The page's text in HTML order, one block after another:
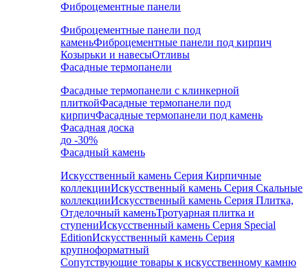
Фиброцементные панели
Фиброцементные панели под
каменьФиброцементные панели под кирпич
Козырьки и навесыОтливы
Фасадные термопанели
Фасадные термопанели с клинкерной
плиткойФасадные термопанели под
кирпичФасадные термопанели под камень
Фасадная доска
до -30%
Фасадный камень
Искусственный камень Серия Кирпичные
коллекцииИскусственный камень Серия Скальные
коллекцииИскусственный камень Серия Плитка,
Отделочный каменьТротуарная плитка и
ступениИскусственный камень Серия Special
EditionИскусственный камень Серия
крупноформатный
Сопутствующие товары к искусственному камню